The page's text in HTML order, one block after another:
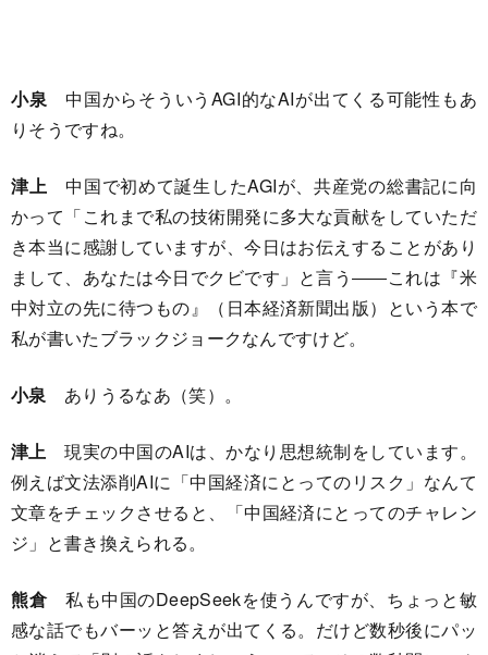
小泉 中国からそういうAGI的なAIが出てくる可能性もあ
りそうですね。
津上 中国で初めて誕生したAGIが、共産党の総書記に向
かって「これまで私の技術開発に多大な貢献をしていただ
き本当に感謝していますが、今日はお伝えすることがあり
まして、あなたは今日でクビです」と言う――これは『米
中対立の先に待つもの』（日本経済新聞出版）という本で
私が書いたブラックジョークなんですけど。
小泉 ありうるなあ（笑）。
津上 現実の中国のAIは、かなり思想統制をしています。
例えば文法添削AIに「中国経済にとってのリスク」なんて
文章をチェックさせると、「中国経済にとってのチャレン
ジ」と書き換えられる。
熊倉私も中国のDeepSeekを使うんですが、ちょっと敏
感な話でもバーッと答えが出てくる。だけど数秒後にパッ